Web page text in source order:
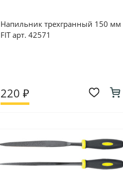
Напильник трехгранный 150 мм
FIT арт. 42571
220 ₽